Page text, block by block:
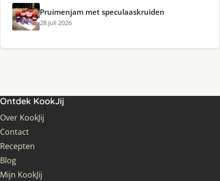
Pruimenjam met speculaaskruiden
28 juli 2026
Ontdek KookJij
Over KookJij
Contact
Recepten
Blog
Mijn KookJij